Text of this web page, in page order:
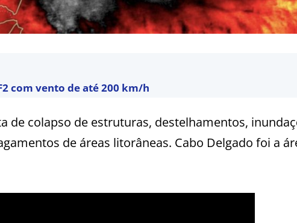
com vento de até 200 km/h
de colapso de estruturas, destelhamentos,
de áreas litorâneas. Cabo Delgado foi a